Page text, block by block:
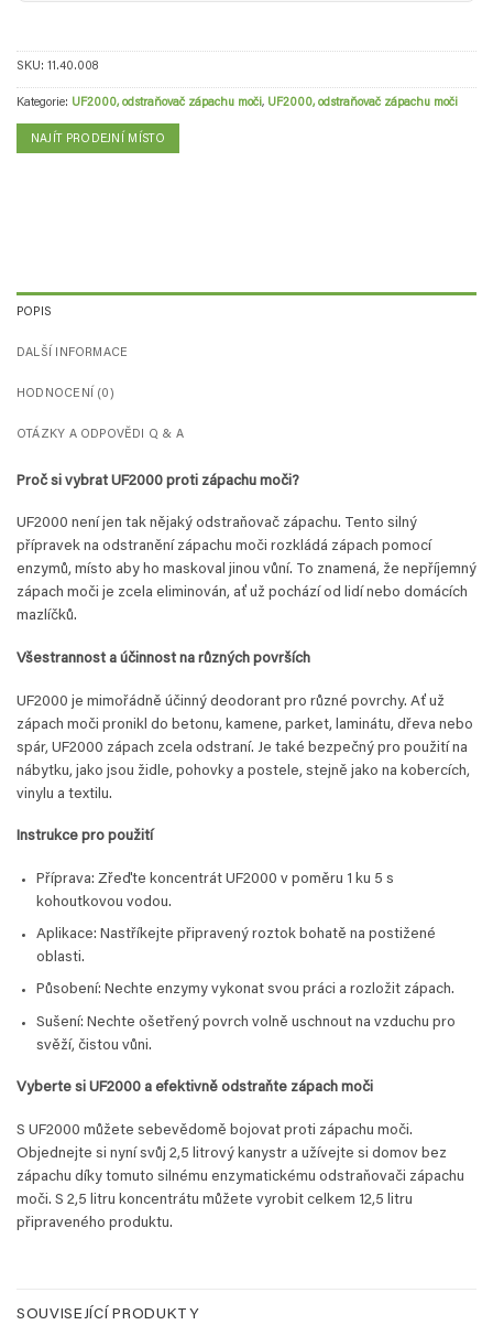
SKU: 11.40.008
Kategorie: UF2000, odstraňovač zápachu moči, UF2000, odstraňovač zápachu moči
NAJÍT PRODEJNÍ MÍSTO
POPIS
DALŠÍ INFORMACE
HODNOCENÍ (0)
OTÁZKY A ODPOVĚDI Q & A
Proč si vybrat UF2000 proti zápachu moči?
UF2000 není jen tak nějaký odstraňovač zápachu. Tento silný
přípravek na odstranění zápachu moči rozkládá zápach pomocí
enzymů, místo aby ho maskoval jinou vůní. To znamená, že nepříjemný
zápach moči je zcela eliminován, ať už pochází od lidí nebo domácích
mazlíčků.
Všestrannost a účinnost na různých površích
UF2000 je mimořádně účinný deodorant pro různé povrchy. Ať už
zápach moči pronikl do betonu, kamene, parket, laminátu, dřeva nebo
spár, UF2000 zápach zcela odstraní. Je také bezpečný pro použití na
nábytku, jako jsou židle, pohovky a postele, stejně jako na kobercích,
vinylu a textilu.
Instrukce pro použití
Příprava: Zřeďte koncentrát UF2000 v poměru 1 ku 5 s
kohoutkovou vodou.
Aplikace: Nastříkejte připravený roztok bohatě na postižené
oblasti.
Působení: Nechte enzymy vykonat svou práci a rozložit zápach.
Sušení: Nechte ošetřený povrch volně uschnout na vzduchu pro
svěží, čistou vůni.
Vyberte si UF2000 a efektivně odstraňte zápach moči
S UF2000 můžete sebevědomě bojovat proti zápachu moči.
Objednejte si nyní svůj 2,5 litrový kanystr a užívejte si domov bez
zápachu díky tomuto silnému enzymatickému odstraňovači zápachu
moči. S 2,5 litru koncentrátu můžete vyrobit celkem 12,5 litru
připraveného produktu.
SOUVISEJÍCÍ PRODUKTY